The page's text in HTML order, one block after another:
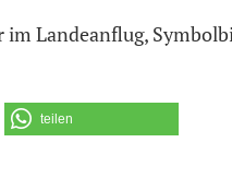
Landeanflug,
teilen